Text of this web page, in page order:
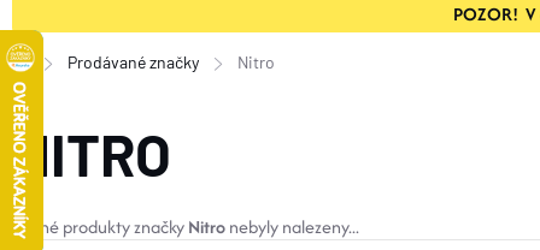
POZOR! V
Domů
Prodávané značky Nitro
NITRO
Žádné produkty značkyNitronebyly nalezeny...